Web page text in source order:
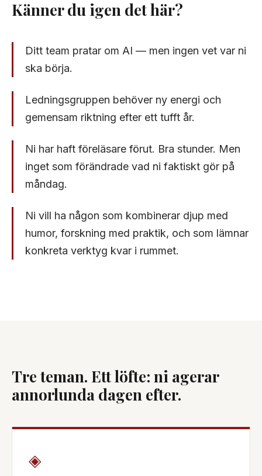
Känner du igen det här?
Ditt team pratar om AI — men ingen vet var ni
ska börja.
Ledningsgruppen behöver ny energi och
gemensam riktning efter ett tufft år.
Ni har haft föreläsare förut. Bra stunder. Men
inget som förändrade vad ni faktiskt gör på
måndag.
Ni vill ha någon som kombinerar djup med
humor, forskning med praktik, och som lämnar
konkreta verktyg kvar i rummet.
Tre teman. Ett löfte: ni agerar
annorlunda dagen efter.
◈